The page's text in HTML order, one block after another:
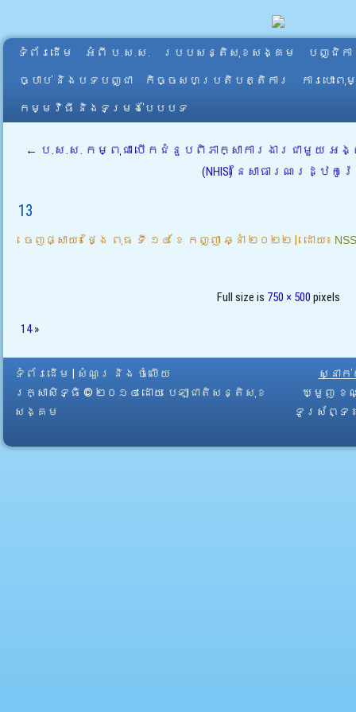
ទំព័រដើម អំពី​ ប.ស.ស. របបសន្តិសុខសង្គម បញ្ជិកា
ច្បាប់ និងបទបញ្ជា កិច្ចសហប្រតិបត្តិការ ការបោះ
កម្មវិធី និងទម្រង់បែបបទ
← ប.ស.ស. កម្ពុជា បើកជំនួបពិភាក្សាការងារជាមួយ អង្
(NHIS) នៃសាធារណរដ្ឋកូរ៉េ
13
ចេញផ្សាយ៖ ថ្ងៃ ពុធ ទី ១៤ ខែ កញ្ញា ឆ្នាំ ២០២២ | ដោយ៖
Full size is 750 × 500 pixels
14»
ទំព័រដើម
សំណួរ និង ចំលើយ
រក្សាសិទ្ធិ © ២០១៤ ដោយ​ បេឡាជាតិសន្តិសុខ
សង្គម
ស្នាក់
ឃ្មួញ ខណ្
ទូរស័ព្ទ